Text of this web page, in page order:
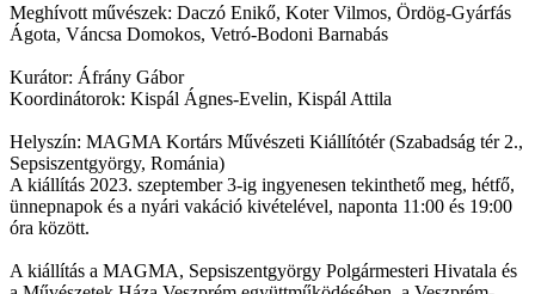
Meghívott művészek: Daczó Enikő, Koter Vilmos, Ördög-Gyárfás
Ágota, Váncsa Domokos, Vetró-Bodoni Barnabás
Kurátor: Áfrány Gábor
Koordinátorok: Kispál Ágnes-Evelin, Kispál Attila
Helyszín: MAGMA Kortárs Művészeti Kiállítótér (Szabadság tér 2.,
Sepsiszentgyörgy, Románia)
A kiállítás 2023. szeptember 3-ig ingyenesen tekinthető meg, hétfő,
ünnepnapok és a nyári vakáció kivételével, naponta 11:00 és 19:00
óra között.
A kiállítás a MAGMA, Sepsiszentgyörgy Polgármesteri Hivatala és